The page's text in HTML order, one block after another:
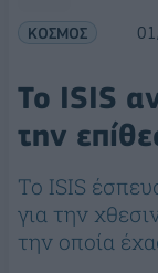
ΚΟΣΜΟΣ
Το ISIS
την
Το ISIS
για την
την οποία